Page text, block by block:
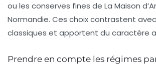
ou les conserves fines de La Maison
Normandie. Ces choix contrastent
classiques et apportent du caractère
Prendre en compte les régimes